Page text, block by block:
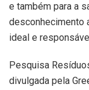
e também para a
desconhecimento
ideal e
Pesquisa
divulgada pela